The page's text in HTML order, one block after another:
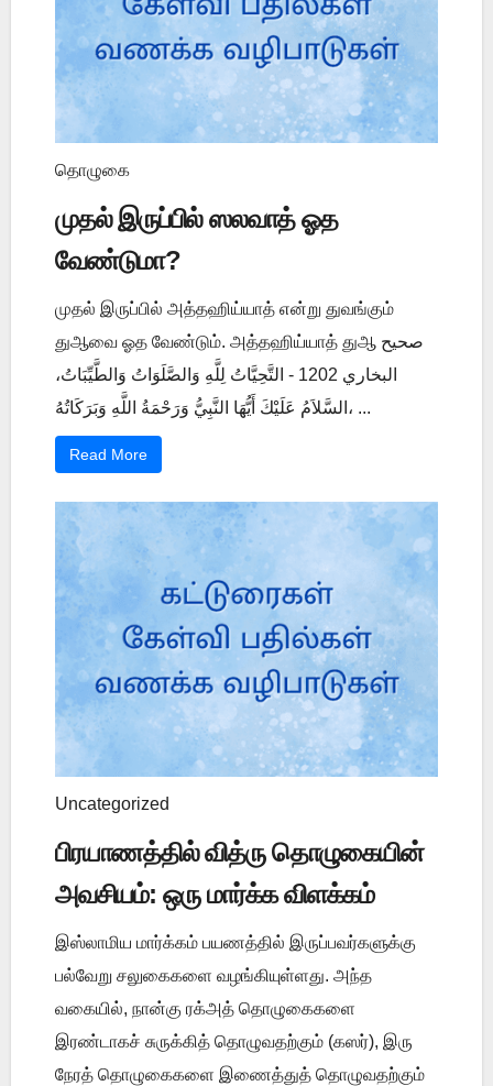
தொழுகை
முதல் இருப்பில் ஸலவாத் ஓத
வேண்டுமா?
முதல் இருப்பில் அத்தஹிய்யாத் என்று துவங்கும்
துஆவை ஓத வேண்டும். அத்தஹிய்யாத் துஆ صحيح
البخاري 1202 - التَّحِيَّاتُ لِلَّهِ وَالصَّلَوَاتُ وَالطَّيِّبَاتُ،
السَّلاَمُ عَلَيْكَ أَيُّهَا النَّبِيُّ وَرَحْمَةُ اللَّهِ وَبَرَكَاتُهُ، ...
Read More
Uncategorized
பிரயாணத்தில் வித்ரு தொழுகையின்
அவசியம்: ஒரு மார்க்க விளக்கம்
இஸ்லாமிய மார்க்கம் பயணத்தில் இருப்பவர்களுக்கு
பல்வேறு சலுகைகளை வழங்கியுள்ளது. அந்த
வகையில், நான்கு ரக்அத் தொழுகைகளை
இரண்டாகச் சுருக்கித் தொழுவதற்கும் (கஸர்), இரு
நேரத் தொழுகைகளை இணைத்துத் தொழுவதற்கும்